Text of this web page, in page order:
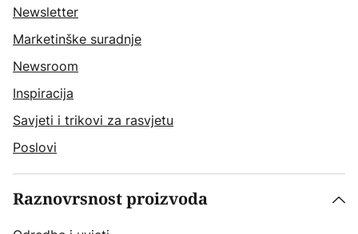
Newsletter
Marketinške suradnje
Newsroom
Inspiracija
Savjeti i trikovi za rasvjetu
Poslovi
Raznovrsnost proizvoda